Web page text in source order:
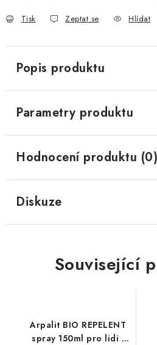
Tisk Zeptat se Hlídat
Popis produktu
Parametry produktu
Hodnocení produktu (0)
Diskuze
Související
Arpalit BIO REPELENT
spray 150ml pro lidi -